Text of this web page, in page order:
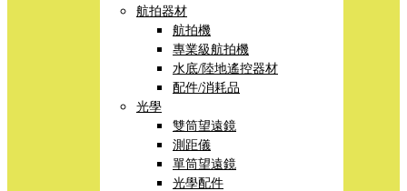
航拍器材
航拍機
專業級航拍機
水底/陸地遙控器材
配件/消耗品
光學
雙筒望遠鏡
測距儀
單筒望遠鏡
光學配件